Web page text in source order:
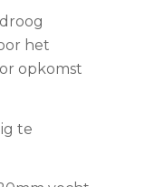
het
opkomst
te